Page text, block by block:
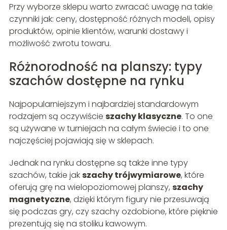
Przy wyborze sklepu warto zwracać uwagę na takie
czynniki jak: ceny, dostępność różnych modeli, opisy
produktów, opinie klientów, warunki dostawy i
możliwość zwrotu towaru.
Różnorodność na planszy: typy
szachów dostępne na rynku
Najpopularniejszym i najbardziej standardowym
rodzajem są oczywiście szachy klasyczne. To one
są używane w turniejach na całym świecie i to one
najczęściej pojawiają się w sklepach.
Jednak na rynku dostępne są także inne typy
szachów, takie jakszachy trójwymiarowe, które
oferują grę na wielopoziomowej planszy, szachy
magnetyczne, dzięki którym figury nie przesuwają
się podczas gry, czy szachy ozdobione, które pięknie
prezentują się na stoliku kawowym.